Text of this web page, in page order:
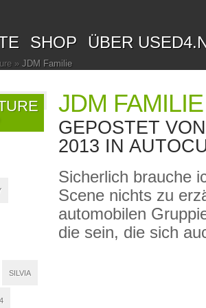
SHOP ÜBER
» JDM Familie
SILVIA
JDM FAMILIE
GEPOSTET
2013 IN
Sicherlich brauche
Scene nichts zu
automobilen
die sein, die sich